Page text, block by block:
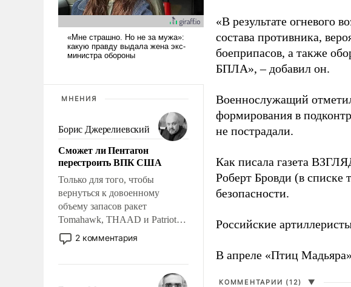
МНЕНИЯ
Борис Джерелиевский
Сможет ли Пентагон
перестроить ВПК США
Только для того, чтобы
вернуться к довоенному
объему запасов ракет
Tomahawk, THAAD и Patriot
США потребуется более трех
лет. Даже небольшая война с
2 комментария
«В результате огневого
состава противника,
боеприпасов, а также
БПЛА», – добавил он.
Военнослужащий
формирования в
не пострадали.
Как писала газета
Роберт Бровди (в списке
безопасности.
Российские
В апреле «Птиц Мадьяра»
КОММЕНТАРИИ (12) ▼